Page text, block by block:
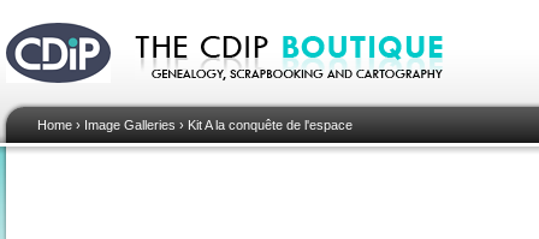
Home › Image Galleries › Kit A la conquête de l'espace